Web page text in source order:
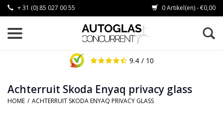
+ 31 (0) 85 027 00 55 0 Artikel(en) - €0,00
9.4 / 10
Achterruit Skoda Enyaq privacy glass
HOME / ACHTERRUIT SKODA ENYAQ PRIVACY GLASS